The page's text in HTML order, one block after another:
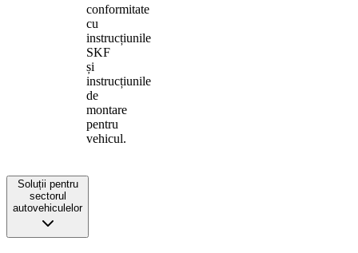
conformitate
cu
instrucțiunile
SKF
și
instrucțiunile
de
montare
pentru
vehicul.
Soluții pentru
sectorul
autovehiculelor